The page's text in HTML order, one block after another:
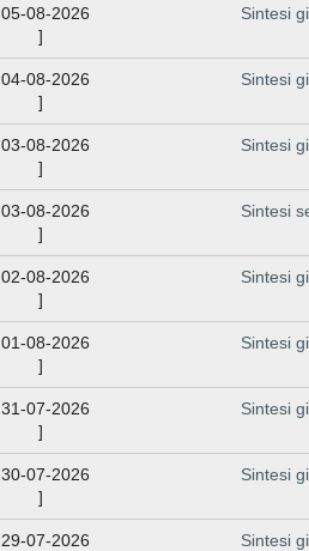
05-08-2026
]
Sintesi
04-08-2026
]
Sintesi
03-08-2026
]
Sintesi
03-08-2026
]
Sintesi
02-08-2026
]
Sintesi
01-08-2026
]
Sintesi
31-07-2026
]
Sintesi
30-07-2026
]
Sintesi
29-07-2026
Sintesi